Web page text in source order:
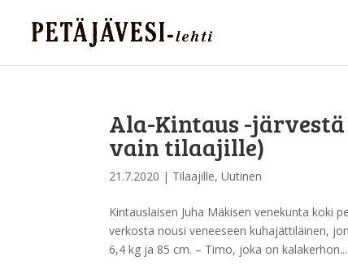
Ala-Kintaus -
vain tilaajille)
21.7.2020 | Tilaajille,Uutinen
Kintauslaisen Juha Mäkisen venekunta koki
verkosta nousi veneeseen kuhajättiläinen,
6,4 kg ja 85 cm. – Timo, joka on kalakerhon...